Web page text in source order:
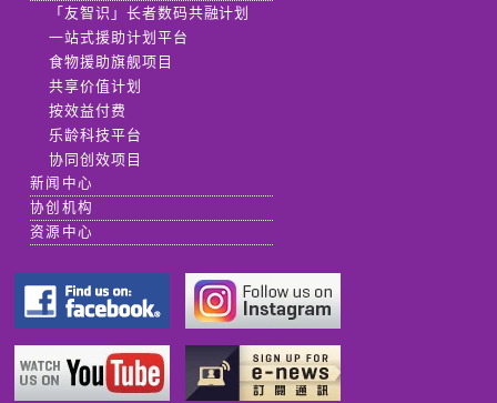
「友智识」长者数码共融计划
一站式援助计划平台
食物援助旗舰项目
共享价值计划
按效益付费
乐龄科技平台
协同创效项目
新闻中心
协创机构
资源中心